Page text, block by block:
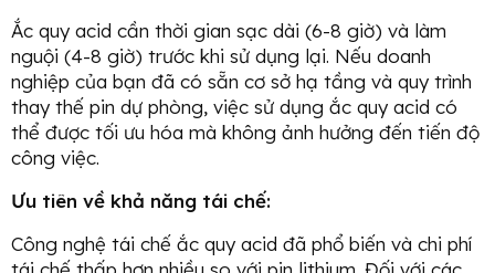
Ắc quy acid cần thời gian sạc dài (6-8 giờ) và làm
nguội (4-8 giờ) trước khi sử dụng lại. Nếu doanh
nghiệp của bạn đã có sẵn cơ sở hạ tầng và quy trình
thay thế pin dự phòng, việc sử dụng ắc quy acid có
thể được tối ưu hóa mà không ảnh hưởng đến tiến độ
công việc.
Ưu tiên về khả năng tái chế:
Công nghệ tái chế ắc quy acid đã phổ biến và chi phí